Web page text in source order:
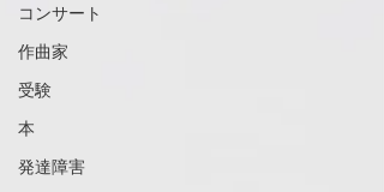
コンサート
作曲家
受験
本
発達障害